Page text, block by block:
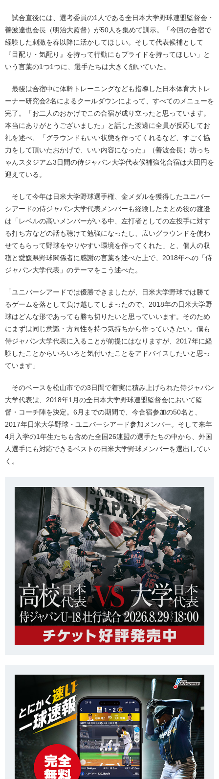
試合直後には、選考委員の1人である全日本大学野球連盟監督会・
善波達也会長（明治大監督）が50人を集めて訓示。「今回の合宿で
経験した刺激を春以降に活かしてほしい。そして代表候補として
『目配り・気配り』を持って行動にもプライドを持ってほしい」と
いう言葉の1つ1つに、選手たちは大きく頷いていた。
最後は合宿中に体幹トレーニングなども指導した日本体育大トレ
ーナー研究会2名によるクールダウンによって、すべてのメニューを
完了。「お二人のおかげでこの合宿が成り立ったと思っています。
本当にありがとうございました」と話した渡邊に全員が反応してお
礼を述べ、「グラウンドもいい状態を作ってくれるなど、すごく協
力をして頂いたおかげで、いい内容になった」（善波会長）坊っち
ゃんスタジアム3日間の侍ジャパン大学代表候補強化合宿は大団円を
迎えている。
そして今年は日米大学野球選手権、金メダルを獲得したユニバー
シアードの侍ジャパン大学代表メンバーも経験したまとめ役の渡邊
は「レベルの高いメンバーがいる中、左打者としての左投手に対す
る打ち方などの話も聴けて勉強になったし、広いグラウンドを使わ
せてもらって野球をやりやすい環境を作ってくれた」と、個人の収
穫と愛媛県野球関係者に感謝の言葉を述べた上で、2018年への「侍
ジャパン大学代表」のテーマをこう述べた。
「ユニバーシアードでは優勝できましたが、日米大学野球では勝て
るゲームを落として負け越してしまったので、2018年の日米大学野
球はどんな形であっても勝ち切りたいと思っていいます。そのため
にまずは同じ意識・方向性を持つ気持ちから作っていきたい。僕も
侍ジャパン大学代表に入ることが前提にはなりますが、2017年に経
験したことからいろいろと気付いたことをアドバイスしたいと思っ
ています」
そのベースを松山市での3日間で着実に積み上げられた侍ジャパン
大学代表は、2018年1月の全日本大学野球連盟監督会において監
督・コーチ陣を決定。6月までの期間で、今合宿参加の50名と、
2017年日米大学野球・ユニバーシアード参加メンバー。そして来年
4月入学の1年生たちも含めた全国26連盟の選手たちの中から、外国
人選手にも対応できるベストの日米大学野球メンバーを選出してい
く。